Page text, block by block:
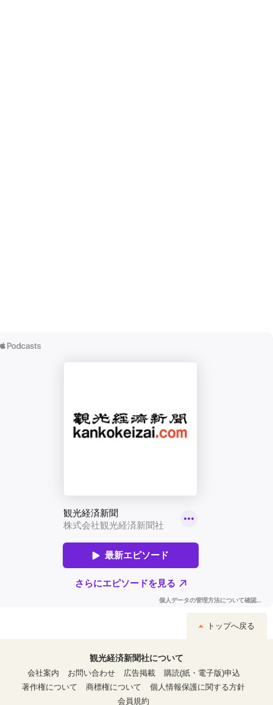
トップへ戻る
観光経済新聞社について
会社案内
お問い合わせ 広告掲載
購読(紙・電子版)申込
著作権について
商標権について
個人情報保護に関する方針
会員規約